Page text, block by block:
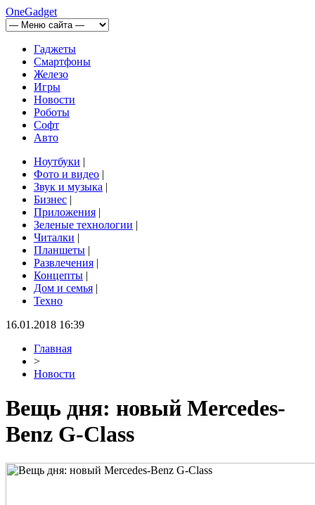
OneGadget
Гаджеты
Смартфоны
Железо
Игры
Новости
Роботы
Софт
Авто
Ноутбуки |
Фото и видео |
Звук и музыка |
Бизнес |
Приложения |
Зеленые технологии |
Читалки |
Планшеты |
Развлечения |
Концепты |
Дом и семья |
Техно
16.01.2018 16:39
Главная
>
Новости
Вещь дня: новый Mercedes-
Benz G-Class